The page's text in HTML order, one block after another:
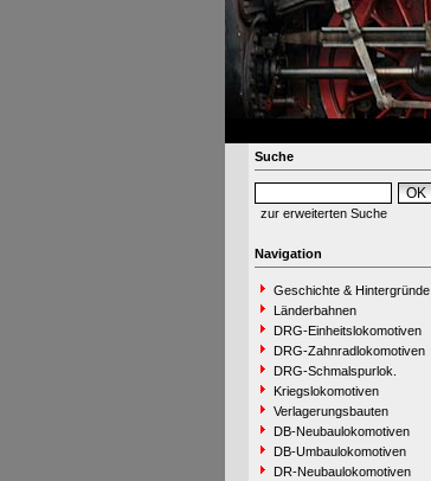
Suche
zur erweiterten Suche
Navigation
Geschichte & Hintergründe
Länderbahnen
DRG-Einheitslokomotiven
DRG-Zahnradlokomotiven
DRG-Schmalspurlok.
Kriegslokomotiven
Verlagerungsbauten
DB-Neubaulokomotiven
DB-Umbaulokomotiven
DR-Neubaulokomotiven